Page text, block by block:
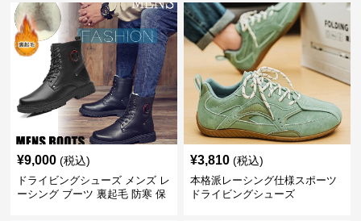
¥9,000 (税込)
ドライビングシューズ メンズ レ
ーシング ブーツ 裏起毛 防寒 保
¥3,810 (税込)
本格派レーシング仕様スポーツ
ドライビングシューズ